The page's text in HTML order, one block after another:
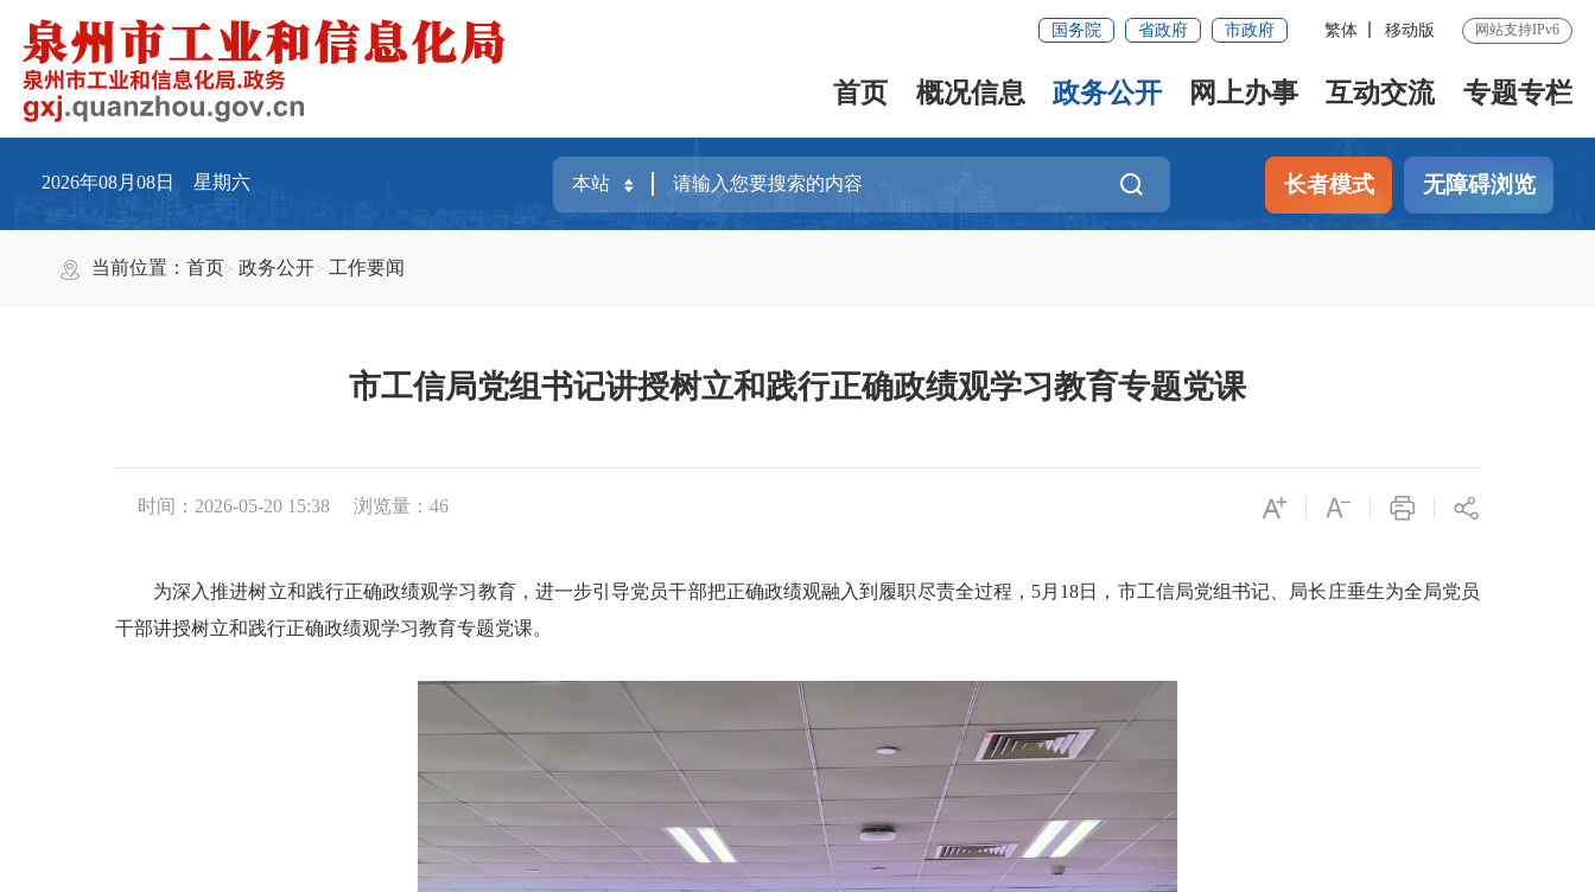
国务院 省政府 市政府 繁体 移动版 网站支持IPv6
首页 概况信息 政务公开 网上办事 互动交流 专题专栏
2026年08月08日 星期六 长者模式 无障碍浏览
当前位置：首页 政务公开 工作要闻
市工信局党组书记讲授树立和践行正确政绩观学习教育专题党课
时间：2026-05-20 15:38 浏览量： 46
为深入推进树立和践行正确政绩观学习教育，进一步引导党员干部把正确政绩观融入到履职尽责全过程，5月18日，市工信局党组书记、局长庄垂生为全局党员
干部讲授树立和践行正确政绩观学习教育专题党课。